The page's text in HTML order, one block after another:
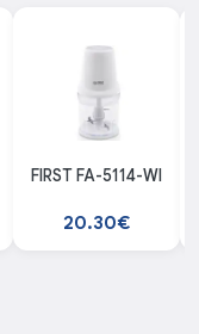
FIRST FA-5114-WI
20.30€